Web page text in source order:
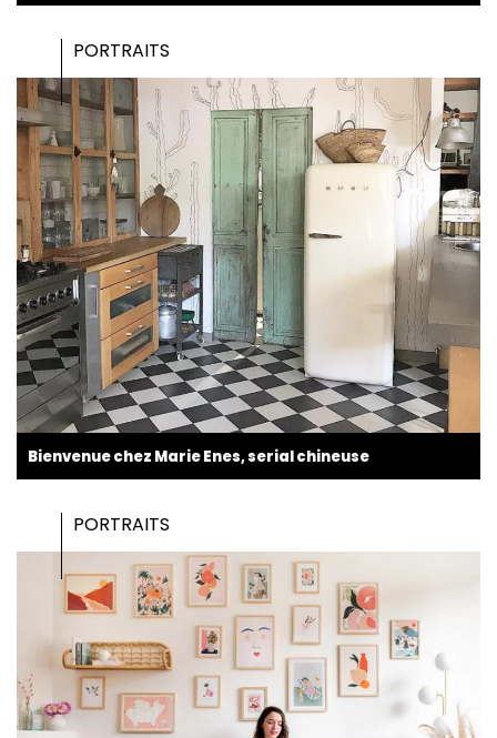
PORTRAITS
Bienvenue chez Marie Enes, serial chineuse
PORTRAITS